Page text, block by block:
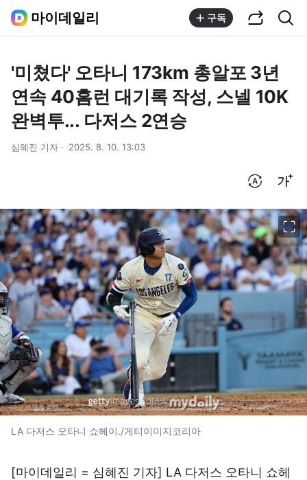
마이데일리 구독
'미쳤다' 오타니 173km 총알포 3년
연속 40홈런 대기록 작성, 스넬 10K
완벽투... 다저스 2연승
심혜진 기자 2025. 8. 10. 13:03
LA 다저스 오타니 쇼헤이./게티이미지코리아
[마이데일리 = 심혜진 기자] LA 다저스 오타니 쇼헤